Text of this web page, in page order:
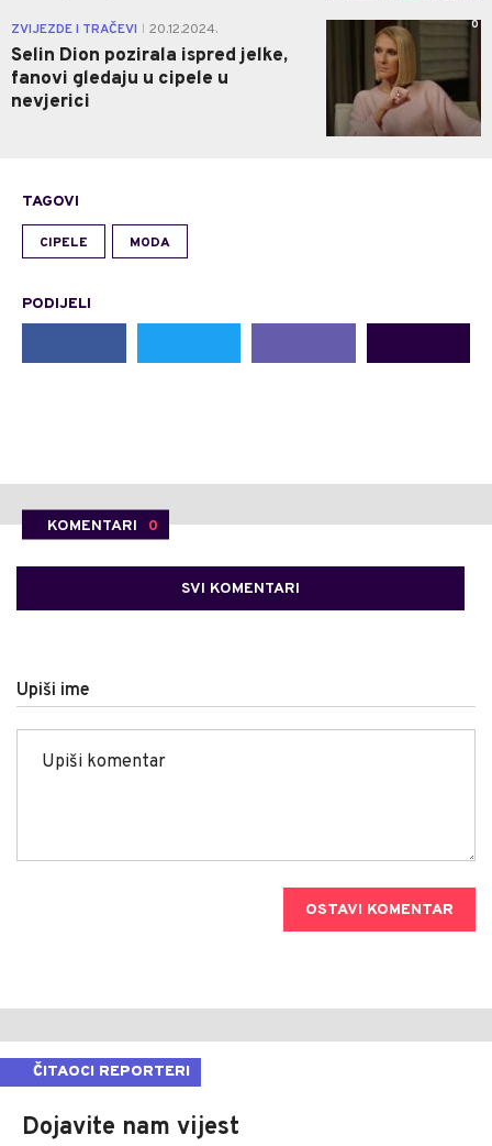
ZVIJEZDE I TRAČEVI 20.12.2024.
Selin Dion pozirala ispred jelke,
fanovi gledaju u cipele u
nevjerici
0
TAGOVI
CIPELE MODA
PODIJELI
KOMENTARI 0
SVI KOMENTARI
Upiši ime
OSTAVI KOMENTAR
ČITAOCI REPORTERI
Dojavite nam vijest